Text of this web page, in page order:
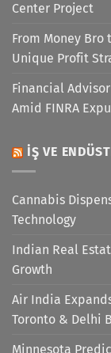
Center Project
From Money Bro
Unique Profit
Financial
Amid FINRA
İŞ VE
Cannabis
Technology
Indian Real
Growth
Air India
Toronto & Delhi
Minnesota